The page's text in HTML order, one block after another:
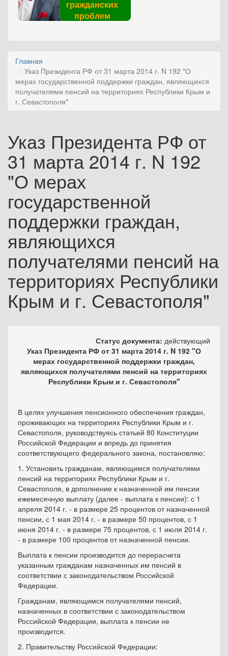
гражданских
проблем
Главная
Указ Президента РФ от 31 марта 2014 г. N 192 "О
мерах государственной поддержки граждан, являющихся
получателями пенсий на территориях Республики Крым и
г. Севастополя"
Указ Президента РФ от
31 марта 2014 г. N 192
"О мерах
государственной
поддержки граждан,
являющихся
получателями пенсий на
территориях Республики
Крым и г. Севастополя"
Статус документа: действующий
Указ Президента РФ от 31 марта 2014 г. N 192 "О
мерах государственной поддержки граждан,
являющихся получателями пенсий на территориях
Республики Крым и г. Севастополя"
В целях улучшения пенсионного обеспечения граждан,
проживающих на территориях Республики Крым и г.
Севастополя, руководствуясь статьей 80 Конституции
Российской Федерации и впредь до принятия
соответствующего федерального закона, постановляю:
1. Установить гражданам, являющимся получателями
пенсий на территориях Республики Крым и г.
Севастополя, в дополнение к назначенной им пенсии
ежемесячную выплату (далее - выплата к пенсии): с 1
апреля 2014 г. - в размере 25 процентов от назначенной
пенсии, с 1 мая 2014 г. - в размере 50 процентов, с 1
июня 2014 г. - в размере 75 процентов, с 1 июля 2014 г.
- в размере 100 процентов от назначенной пенсии.
Выплата к пенсии производится до перерасчета
указанным гражданам назначенных им пенсий в
соответствии с законодательством Российской
Федерации.
Гражданам, являющимся получателями пенсий,
назначенных в соответствии с законодательством
Российской Федерации, выплата к пенсии не
производится.
2. Правительству Российской Федерации: